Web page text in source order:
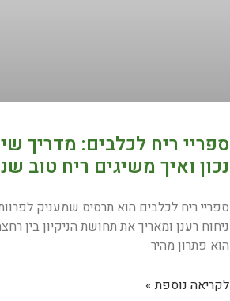
ספריי ריח לכלבים: מדריך
נכון ואיך משיגים ריח טוב
ספריי ריח לכלבים הוא תרסיס שמעניק
ניחוח רענן ומאריך את תחושת הניקיון בין
הוא פתרון מהיר
לקריאה נוספת »